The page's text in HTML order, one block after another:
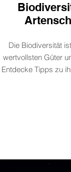
Die Biodiversität
wertvollsten Güter
Entdecke Tipps zu